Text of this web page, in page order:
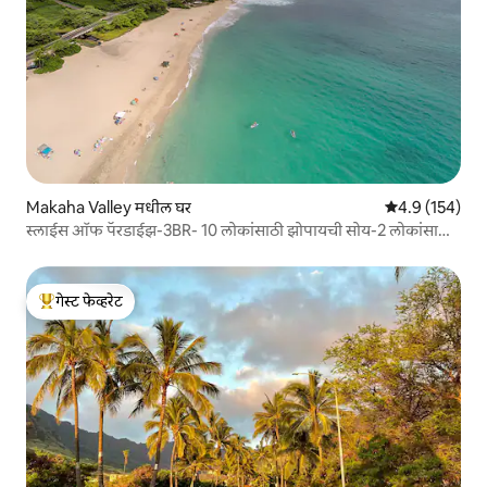
Makaha Valley मधील घर 5 पैकी 4.9
4.9 (154)
स्लाईस ऑफ पॅरडाईझ-3BR- 10 लोकांसाठी झोपायची सोय-2 लोकांसाठी
टॉप गेस्ट फेव्हरेट
गेस्ट फेव्हरेट